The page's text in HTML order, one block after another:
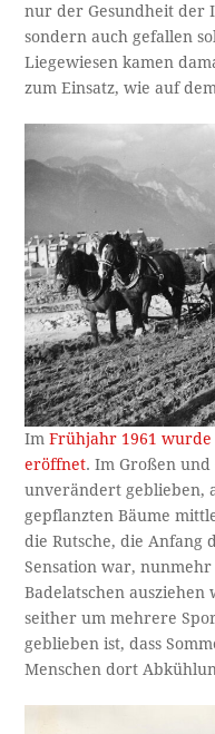
nur der Gesundheit der
sondern auch gefallen
Liegewiesen kamen
zum Einsatz, wie auf
ImFrühjahr 1961 wurde
eröffnet. Im Großen und
unverändert geblieben,
gepflanzten Bäume
die Rutsche, die Anfang
Sensation war,
Badelatschen
seither um mehrere
geblieben ist, dass
Menschen dort